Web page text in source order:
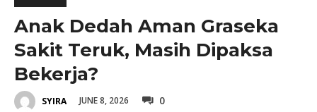
Anak Dedah Aman Graseka
Sakit Teruk, Masih Dipaksa
Bekerja?
SYIRA JUNE 8, 2026 0